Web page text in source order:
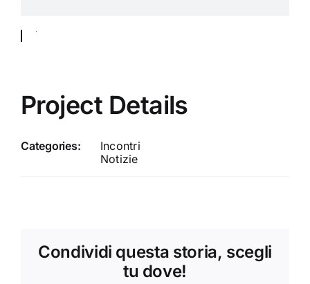
Project Details
Categories:
Incontri
Notizie
Condividi questa storia, scegli
tu dove!